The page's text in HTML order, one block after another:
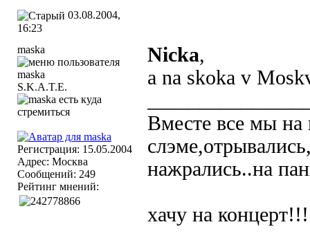
03.08.2004,
16:23
maska
S.K.A.T.E.
Регистрация: 15.05.2004
Адрес: Москва
Сообщений: 249
Рейтинг мнений:
Nicka,
a na skoka v
Вместе все мы на
нажрались..на
хачу на